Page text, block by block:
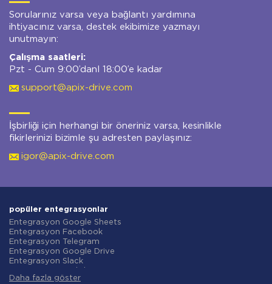
Sorularınız varsa veya bağlantı yardımına
ihtiyacınız varsa, destek ekibimize yazmayı
unutmayın:
Çalışma saatleri:
Pzt - Cum 9:00’danl 18:00’e kadar
support@apix-drive.com
İşbirliği için herhangi bir öneriniz varsa, kesinlikle
fikirlerinizi bizimle şu adresten paylaşınız:
igor@apix-drive.com
popüler entegrasyonlar
Entegrasyon Google Sheets
Entegrasyon Facebook
Entegrasyon Telegram
Entegrasyon Google Drive
Entegrasyon Slack
Entegrasyon Gmail
Daha fazla göster